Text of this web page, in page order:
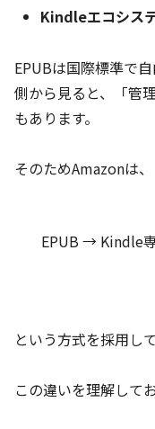
Kindleエコシス
EPUBは国際標準で
側から見ると、「管
もあります。
そのためAmazonは、
EPUB → Kindle
という方式を採用し
この違いを理解して